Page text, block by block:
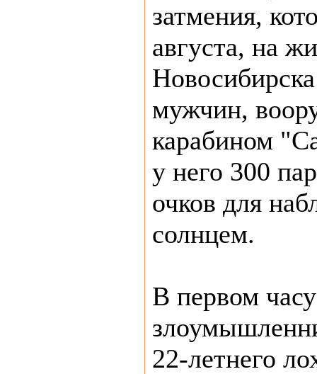
затмения,
августа, на
мужчин,
карабином
у него 300
очков для
солнцем.
В первом
22-летнего